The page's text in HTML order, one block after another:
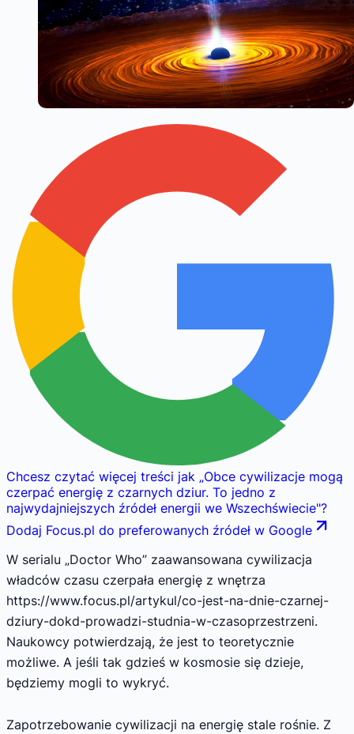
Chcesz czytać więcej treści jak „Obce cywilizacje mogą
czerpać energię z czarnych dziur. To jedno z
najwydajniejszych źródeł energii we Wszechświecie"?
Dodaj Focus.pl do preferowanych źródeł w Google
W serialu „Doctor Who” zaawansowana cywilizacja
władców czasu czerpała energię z wnętrza
https://www.focus.pl/artykul/co-jest-na-dnie-czarnej-
dziury-dokd-prowadzi-studnia-w-czasoprzestrzeni.
Naukowcy potwierdzają, że jest to teoretycznie
możliwe. A jeśli tak gdzieś w kosmosie się dzieje,
będziemy mogli to wykryć.
Zapotrzebowanie cywilizacji na energię stale rośnie. Z